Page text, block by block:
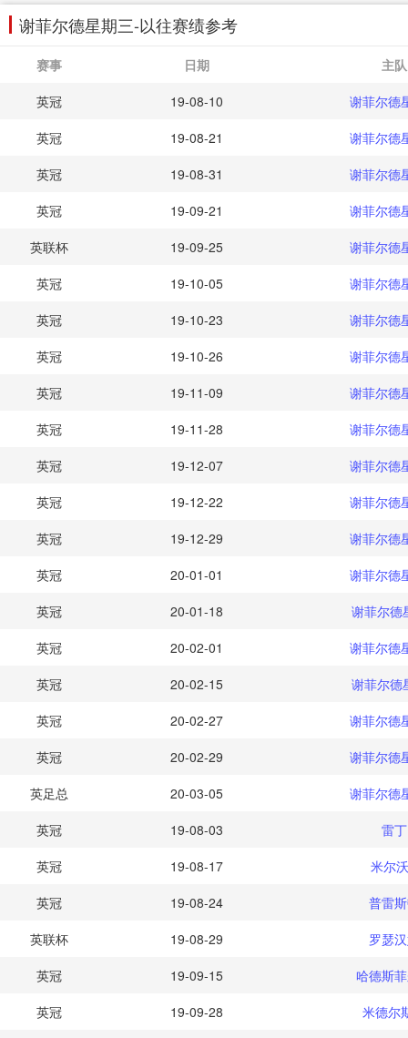
谢菲尔德星期三-以往赛绩参考
赛事 日期
主队
英冠
19-08-10
谢菲尔德
英冠
19-08-21
谢菲尔德
英冠
19-08-31
谢菲尔德
英冠
19-09-21
谢菲尔德
英联杯
19-09-25
谢菲尔德
英冠
19-10-05
谢菲尔德
英冠
19-10-23
谢菲尔德
英冠
19-10-26
谢菲尔德
英冠
19-11-09
谢菲尔德
英冠
19-11-28
谢菲尔德
英冠
19-12-07
谢菲尔德
英冠
19-12-22
谢菲尔德
英冠
19-12-29
谢菲尔德
英冠
20-01-01
谢菲尔德
英冠
20-01-18
谢菲尔德
英冠
20-02-01
谢菲尔德
英冠
20-02-15
谢菲尔德
英冠
20-02-27
谢菲尔德
英冠
20-02-29
谢菲尔德
英足总
20-03-05
谢菲尔德
英冠
19-08-03
雷丁
英冠
19-08-17
米尔
英冠
19-08-24
普雷
英联杯
19-08-29
罗瑟
英冠
19-09-15
哈德斯
英冠
19-09-28
米德尔